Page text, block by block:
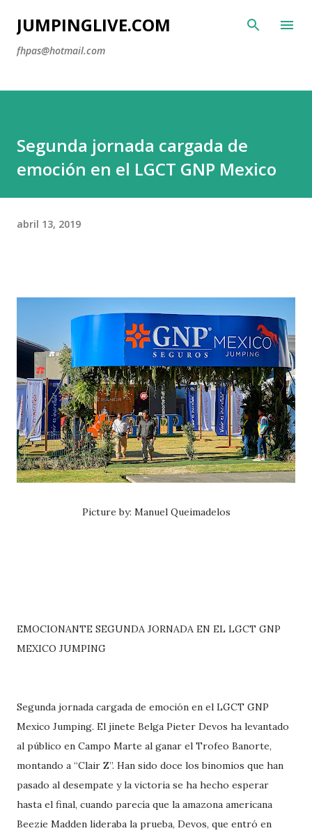
Ir al contenido principal
JUMPINGLIVE.COM
fhpas@hotmail.com
Segunda jornada cargada de
emoción en el LGCT GNP Mexico
abril 13, 2019
Picture by: Manuel Queimadelos
EMOCIONANTE SEGUNDA JORNADA EN EL LGCT GNP
MEXICO JUMPING
Segunda jornada cargada de emoción en el LGCT GNP
Mexico Jumping. El jinete Belga Pieter Devos ha levantado
al público en Campo Marte al ganar el Trofeo Banorte,
montando a “Clair Z”. Han sido doce los binomios que han
pasado al desempate y la victoria se ha hecho esperar
hasta el final, cuando parecía que la amazona americana
Beezie Madden lideraba la prueba, Devos, que entró en